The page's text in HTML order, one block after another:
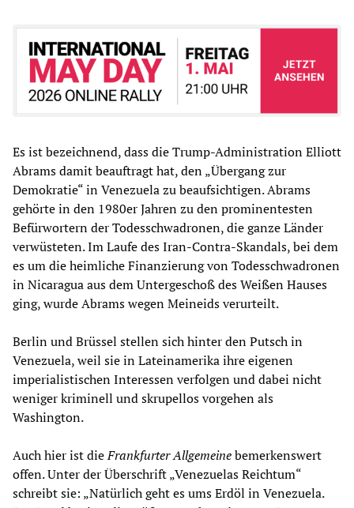
Es ist bezeichnend, dass die Trump-Administration Elliott
Abrams damit beauftragt hat, den „Übergang zur
Demokratie“ in Venezuela zu beaufsichtigen. Abrams
gehörte in den 1980er Jahren zu den prominentesten
Befürwortern der Todesschwadronen, die ganze Länder
verwüsteten. Im Laufe des Iran-Contra-Skandals, bei dem
es um die heimliche Finanzierung von Todesschwadronen
in Nicaragua aus dem Untergeschoß des Weißen Hauses
ging, wurde Abrams wegen Meineids verurteilt.
Berlin und Brüssel stellen sich hinter den Putsch in
Venezuela, weil sie in Lateinamerika ihre eigenen
imperialistischen Interessen verfolgen und dabei nicht
weniger kriminell und skrupellos vorgehen als
Washington.
Auch hier ist dieFrankfurter Allgemeinebemerkenswert
offen. Unter der Überschrift „Venezuelas Reichtum“
schreibt sie: „Natürlich geht es ums Erdöl in Venezuela.